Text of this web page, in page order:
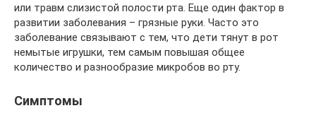
или травм слизистой полости рта. Еще один фактор в
развитии заболевания – грязные руки. Часто это
заболевание связывают с тем, что дети тянут в рот
немытые игрушки, тем самым повышая общее
количество и разнообразие микробов во рту.
Симптомы